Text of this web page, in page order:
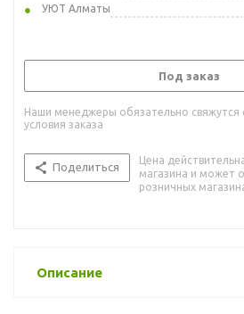
УЮТ Алматы
Под заказ
Наши менеджеры обязательно свяжутся
условия заказа
Поделиться
Цена
магазина и может
розничных
Описание